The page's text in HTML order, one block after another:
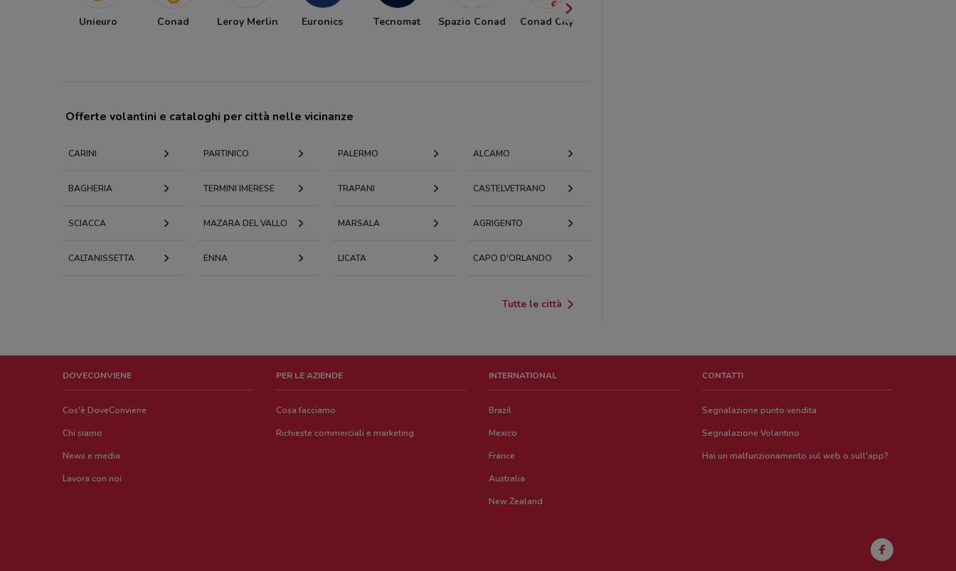
Unieuro Conad Leroy Merlin Euronics Tecnomat Spazio Conad Conad City
Offerte volantini e cataloghi per città nelle vicinanze
CARINI PARTINICO PALERMO ALCAMO
BAGHERIA TERMINI IMERESE TRAPANI CASTELVETRANO
SCIACCA MAZARA DEL VALLO MARSALA AGRIGENTO
CALTANISSETTA ENNA LICATA CAPO D'ORLANDO
Tutte le città
DOVECONVIENE
Cos'è DoveConviene
Chi siamo
News e media
Lavora con noi
PER LE AZIENDE
Cosa facciamo
Richieste commerciali e marketing
INTERNATIONAL
Brazil
Mexico
France
Australia
New Zealand
CONTATTI
Segnalazione punto vendita
Segnalazione Volantino
Hai un malfunzionamento sul web o sull'app?